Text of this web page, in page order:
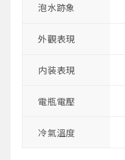
泡水跡象
外觀表現
内装表現
電瓶電壓
冷氣溫度